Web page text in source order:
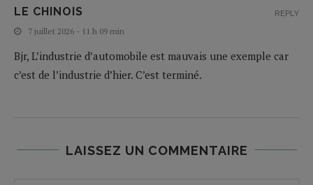
LE CHINOIS
7 juillet 2026 - 11 h 09 min
Bjr, L’industrie d’automobile est mauvais une exemple car
c’est de l’industrie d’hier. C’est terminé.
REPLY
LAISSEZ UN COMMENTAIRE